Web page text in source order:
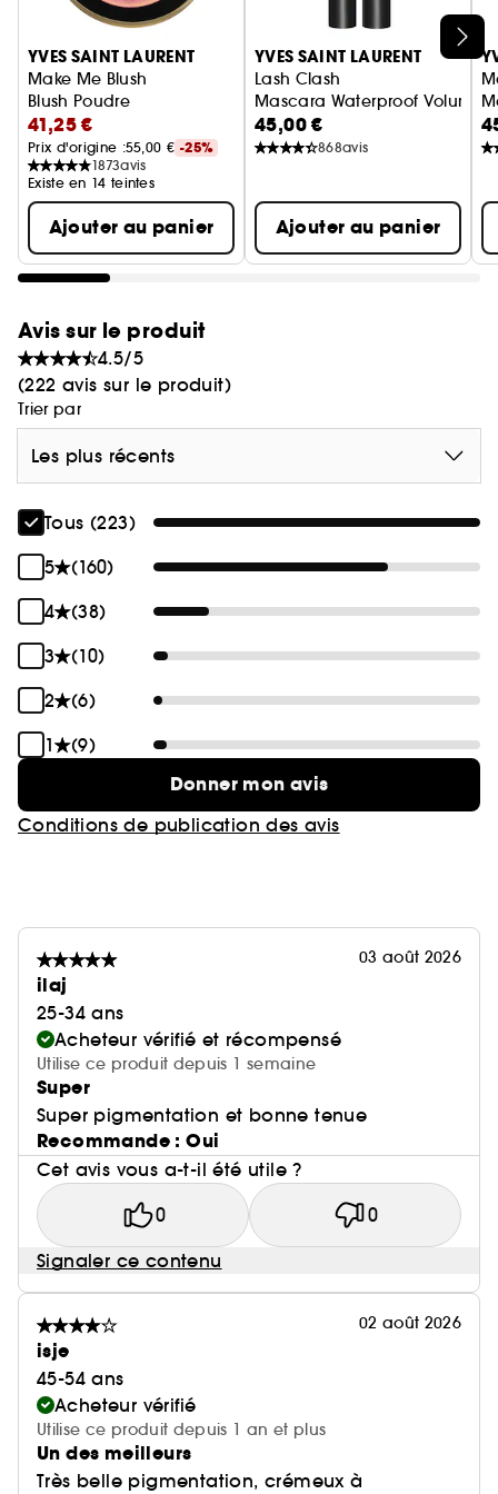
YVES SAINT LAURENT
Make Me Blush
Blush Poudre
41,25 €
Prix d'origine :55,00 € -25%
1873avis
Existe en 14 teintes
Ajouter au panier
YVES SAINT LAURENT
Lash Clash
Mascara Waterproof Volume
45,00 €
868avis
Ajouter au panier
Avis sur le produit
4.5/5
(222 avis sur le produit)
Trier par
Les plus récents
Tous (223)
5
(160)
4
(38)
3
(10)
2
(6)
1
(9)
Donner mon avis
Conditions de publication des avis
03 août 2026
ilaj
25-34 ans
Acheteur vérifié et récompensé
Utilise ce produit depuis 1 semaine
Super
Super pigmentation et bonne tenue
Recommande : Oui
Cet avis vous a-t-il été utile ?
0 0
Signaler ce contenu
02 août 2026
isje
45-54 ans
Acheteur vérifié
Utilise ce produit depuis 1 an et plus
Un des meilleurs
Très belle pigmentation, crémeux à